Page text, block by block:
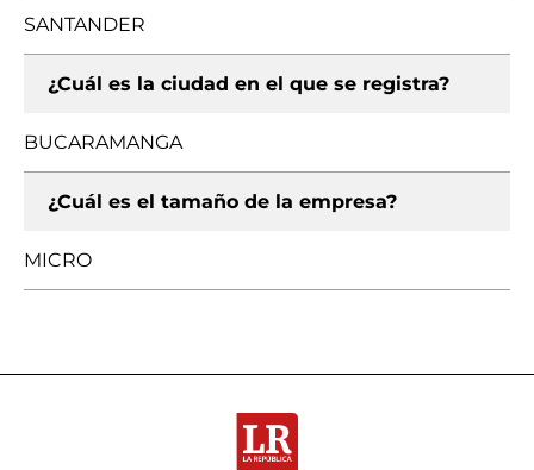
SANTANDER
¿Cuál es la ciudad en el que se registra?
BUCARAMANGA
¿Cuál es el tamaño de la empresa?
MICRO